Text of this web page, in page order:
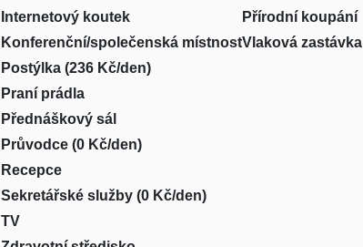
Internetový koutek
Konferenční/společenská místnost
Postýlka (236 Kč/den)
Praní prádla
Přednáškový sál
Průvodce (0 Kč/den)
Recepce
Sekretářské služby (0 Kč/den)
TV
Přírodní koupání
Vlaková zastávka